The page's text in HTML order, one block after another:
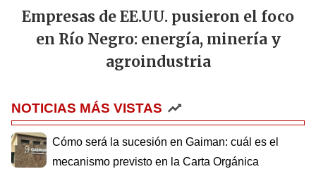
Empresas de EE.UU. pusieron el foco
en Río Negro: energía, minería y
agroindustria
NOTICIAS MÁS VISTAS
Cómo será la sucesión en Gaiman: cuál es el
mecanismo previsto en la Carta Orgánica